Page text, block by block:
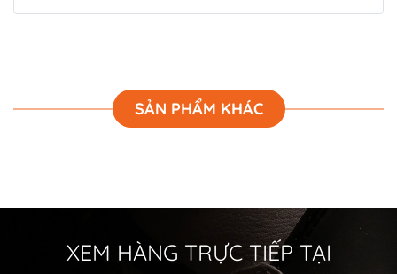
SẢN PHẨM KHÁC
XEM HÀNG TRỰC TIẾP TẠI